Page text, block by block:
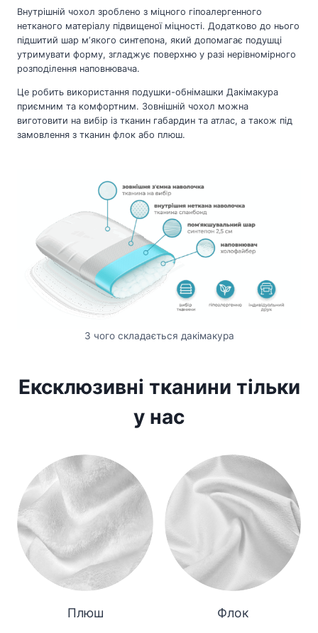
Внутрішній чохол зроблено з міцного гіпоалергенного
нетканого матеріалу підвищеної міцності. Додатково до нього
підшитий шар мʼякого синтепона, який допомагає подушці
утримувати форму, згладжує поверхню у разі нерівномірного
розподілення наповнювача.
Це робить використання подушки-обнімашки Дакімакура
приємним та комфортним. Зовнішній чохол можна
виготовити на вибір із тканин габардин та атлас, а також під
замовлення з тканин флок або плюш.
З чого складається дакімакура
Ексклюзивні тканини тільки
у нас
Плюш Флок